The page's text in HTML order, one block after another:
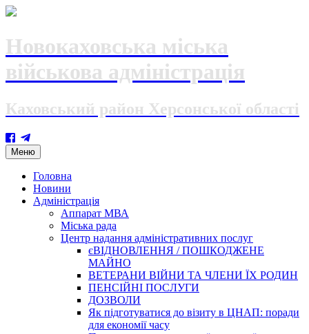
Новокаховська міська
військова адміністрація
Каховський район Херсонської області
Меню Skip
to
content
Головна
Новини
Адміністрація
Аппарат МВА
Міська рада
Центр надання адміністративних послуг
єВІДНОВЛЕННЯ / ПОШКОДЖЕНЕ
МАЙНО
ВЕТЕРАНИ ВІЙНИ ТА ЧЛЕНИ ЇХ РОДИН
ПЕНСІЙНІ ПОСЛУГИ
ДОЗВОЛИ
Як підготуватися до візиту в ЦНАП: поради
для економії часу